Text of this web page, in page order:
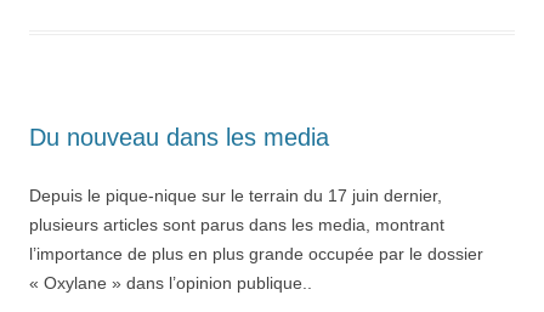
Du nouveau dans les media
Depuis le pique-nique sur le terrain du 17 juin dernier,
plusieurs articles sont parus dans les media, montrant
l’importance de plus en plus grande occupée par le dossier
« Oxylane » dans l’opinion publique..